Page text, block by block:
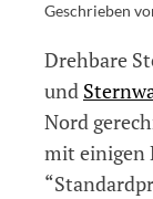
Geschrieben
Drehbare
und
Nord
mit einigen